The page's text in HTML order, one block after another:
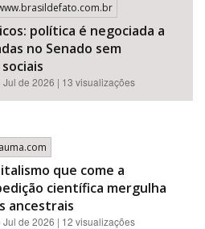
política é negociada a
no Senado sem
de 2026 | 13 visualizações
que come a
científica mergulha
ancestrais
de 2026 | 12 visualizações